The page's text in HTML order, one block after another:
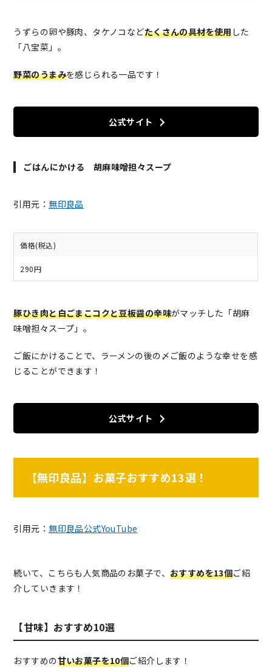
うずらの卵や豚肉、タケノコなどたくさんの具材を使用した
「八宝菜」。
野菜のうまみを感じられる一品です！
公式サイト
ごはんにかける 胡麻味噌担々スープ
引用元： 無印良品
価格(税込)
290円
豚ひき肉と白ごまこコクと豆板醤の辛味がマッチした「胡麻
味噌担々スープ」。
ご飯にかけることで、ラーメンの後の〆ご飯のような幸せを感
じることができます！
公式サイト
【無印良品】お菓子おすすめ13選！
引用元： 無印良品公式YouTube
続いて、こちらも人気商品のお菓子で、 おすすめを13個ご紹
介していきます！
【甘味】おすすめ10選
おすすめの甘いお菓子を10個ご紹介します！